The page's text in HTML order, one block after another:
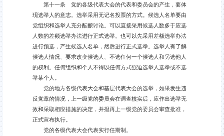
第十一条 党的各级代表大会的代表和委员会的产生，要体
现选举人的意志。选举采用无记名投票的方式。候选人名单要由
党组织和选举人充分酝酿讨论。可以直接采用候选人数多于应选
人数的差额选举办法进行正式选举。也可以先采用差额选举办法
进行预选，产生候选人名单，然后进行正式选举。选举人有了解
候选人情况、要求改变候选人、不选任何一个候选人和另选他人
的权利。任何组织和个人不得以任何方式强迫选举人选举或不选
举某个人。
党的地方各级代表大会和基层代表大会的选举，如果发生违
反党章的情况，上一级党的委员会在调查核实后，应作出选举无
效和采取相应措施的决定，并报再上一级党的委员会审查批准，
正式宣布执行。
党的各级代表大会代表实行任期制。